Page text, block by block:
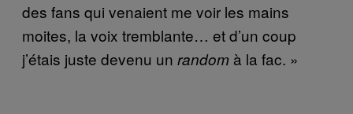
des fans qui venaient me voir les mains
moites, la voix tremblante… et d’un coup
j’étais juste devenu un random à la fac. »